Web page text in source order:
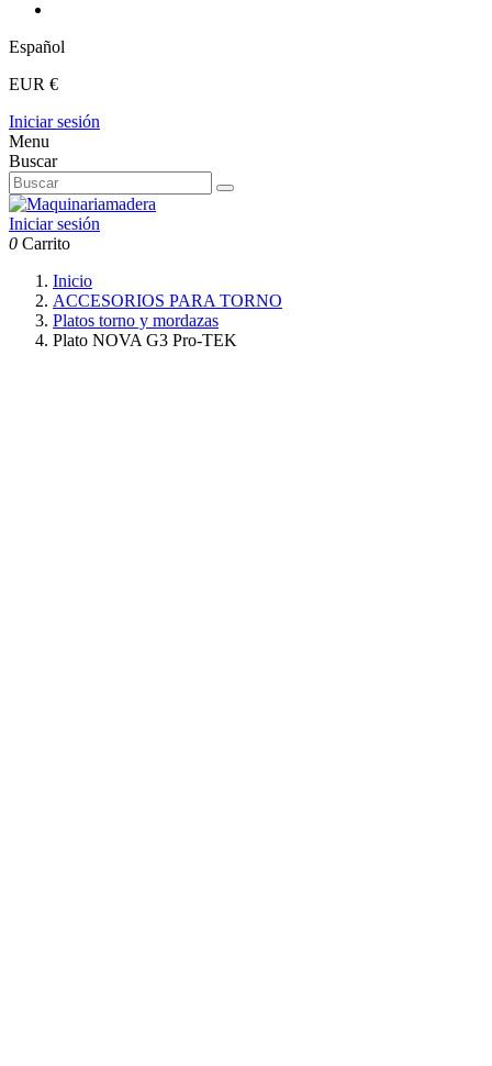
Español
EUR €
Iniciar sesión
Menu
Buscar
Iniciar sesión
0 Carrito
Inicio
ACCESORIOS PARA TORNO
Platos torno y mordazas
Plato NOVA G3 Pro-TEK